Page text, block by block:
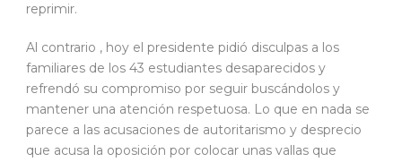
reprimir.
Al contrario , hoy el presidente pidió disculpas a los
familiares de los 43 estudiantes desaparecidos y
refrendó su compromiso por seguir buscándolos y
mantener una atención respetuosa. Lo que en nada se
parece a las acusaciones de autoritarismo y desprecio
que acusa la oposición por colocar unas vallas que